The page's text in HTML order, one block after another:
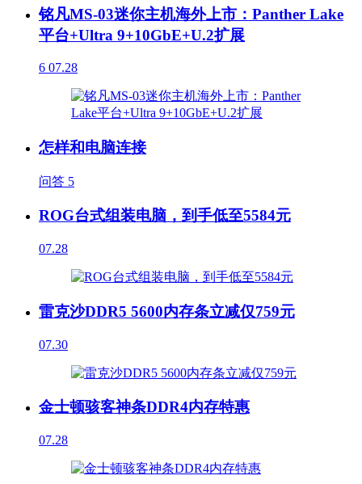
铭凡MS-03迷你主机海外上市：Panther Lake
平台+Ultra 9+10GbE+U.2扩展
6 07.28
怎样和电脑连接
问答 5
ROG台式组装电脑，到手低至5584元
07.28
雷克沙DDR5 5600内存条立减仅759元
07.30
金士顿骇客神条DDR4内存特惠
07.28